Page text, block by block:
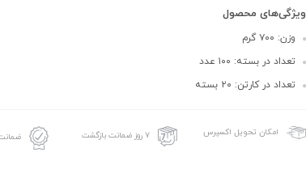
ویژگی‌های محصول
وزن: ۷۰۰ گرم
تعداد در بسته: ۱۰۰ عدد
تعداد در کارتن: ۲۰ بسته
امکان تحویل اکسپرس ۷ روز ضمانت بازگشت